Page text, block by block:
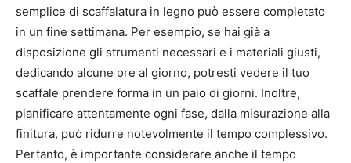
semplice di scaffalatura in legno può essere completato
in un fine settimana. Per esempio, se hai già a
disposizione gli strumenti necessari e i materiali giusti,
dedicando alcune ore al giorno, potresti vedere il tuo
scaffale prendere forma in un paio di giorni. Inoltre,
pianificare attentamente ogni fase, dalla misurazione alla
finitura, può ridurre notevolmente il tempo complessivo.
Pertanto, è importante considerare anche il tempo